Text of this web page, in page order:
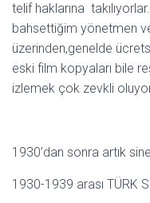
telif haklarına
bahsettiğim yönetmen
üzerinden,genelde
eski film kopyaları bile
izlemek çok zevkli
1930’dan sonra artık
1930-1939 arası TÜRK